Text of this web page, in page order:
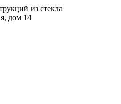
из стекла
дом 14